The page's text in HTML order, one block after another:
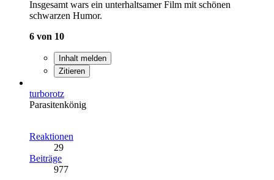
Insgesamt wars ein unterhaltsamer Film mit schönen
schwarzen Humor.
6 von 10
Inhalt melden
Zitieren
turborotz
Parasitenkönig
Reaktionen
29
Beiträge
977